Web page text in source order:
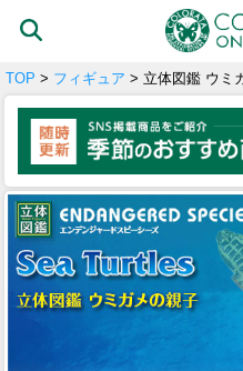
TOP > フィギュア > 立体図鑑 ウミ